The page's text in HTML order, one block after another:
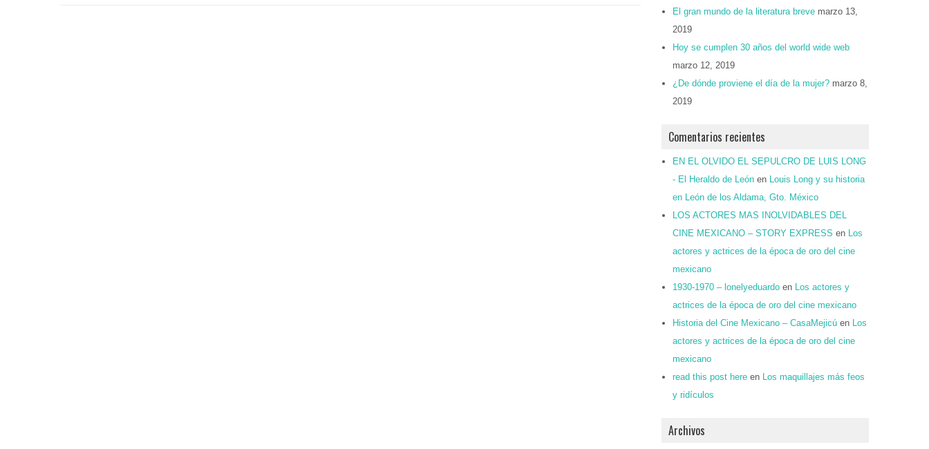
El gran mundo de la literatura breve marzo 13,
2019
Hoy se cumplen 30 años del world wide web
marzo 12, 2019
¿De dónde proviene el día de la mujer? marzo 8,
2019
Comentarios recientes
EN EL OLVIDO EL SEPULCRO DE LUIS LONG
- El Heraldo de León en Louis Long y su historia
en León de los Aldama, Gto. México
LOS ACTORES MAS INOLVIDABLES DEL
CINE MEXICANO – STORY EXPRESS en Los
actores y actrices de la época de oro del cine
mexicano
1930-1970 – lonelyeduardo en Los actores y
actrices de la época de oro del cine mexicano
Historia del Cine Mexicano – CasaMejicú en Los
actores y actrices de la época de oro del cine
mexicano
read this post here en Los maquillajes más feos
y ridículos
Archivos